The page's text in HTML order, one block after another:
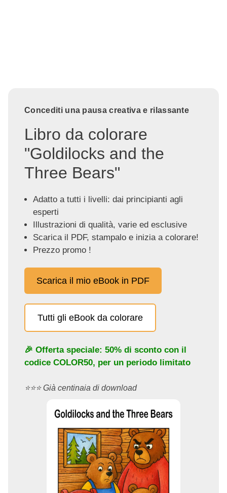
Concediti una pausa creativa e rilassante
Libro da colorare
"Goldilocks and the
Three Bears"
Adatto a tutti i livelli: dai principianti agli
esperti
Illustrazioni di qualità, varie ed esclusive
Scarica il PDF, stampalo e inizia a colorare!
Prezzo promo !
Scarica il mio eBook in PDF
Tutti gli eBook da colorare
🎉 Offerta speciale: 50% di sconto con il
codice COLOR50, per un periodo limitato
⭐️⭐️⭐️ Già centinaia di download